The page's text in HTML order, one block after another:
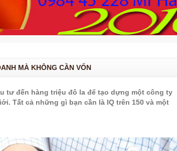
MÀ KHÔNG CẦN VỐN
tư đến hàng triệu đô la để tạo dựng một công ty
Tất cả những gì bạn cần là IQ trên 150 và một